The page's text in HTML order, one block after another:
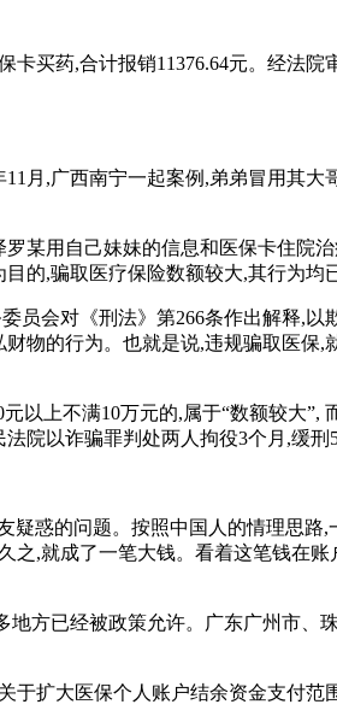
买药,合计报销11376.64元。经法
月,广西南宁一起案例,弟弟冒用其
某用自己妹妹的信息和医保卡住院
的,骗取医疗保险数额较大,其行为均
员会对《刑法》第266条作出解释,
物的行为。也就是说,违规骗取医
以上不满10万元的,属于“数额较大
以诈骗罪判处两人拘役3个月,缓刑
惑的问题。按照中国人的情理思
,就成了一笔大钱。看着这笔钱在
方已经被政策允许。广东广州市
于扩大医保个人账户结余资金支付